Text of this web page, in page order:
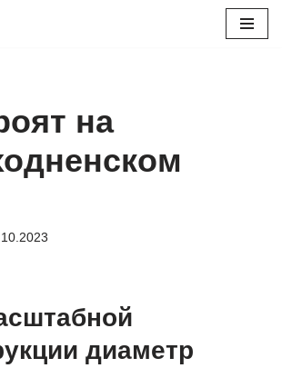
на
диаметр